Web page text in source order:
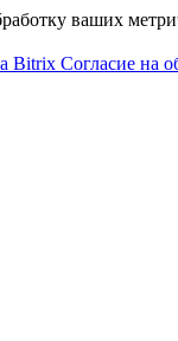
ваших
Bitrix Согласие на